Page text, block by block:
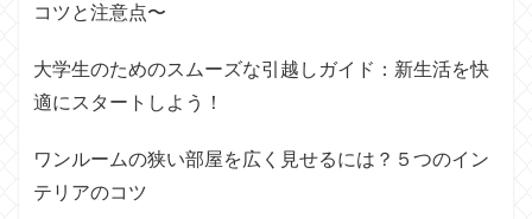
コツと注意点〜
大学生のためのスムーズな引越しガイド：新生活を快
適にスタートしよう！
ワンルームの狭い部屋を広く見せるには？５つのイン
テリアのコツ